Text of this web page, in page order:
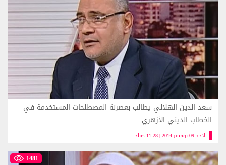
الاحد 09 نوفمبر 2014 | 11:28 صباحاً
سعد الدين الهلالي يطالب بعصرنة المصطلحات المستخدمة في
الخطاب الديني الأزهري
1481